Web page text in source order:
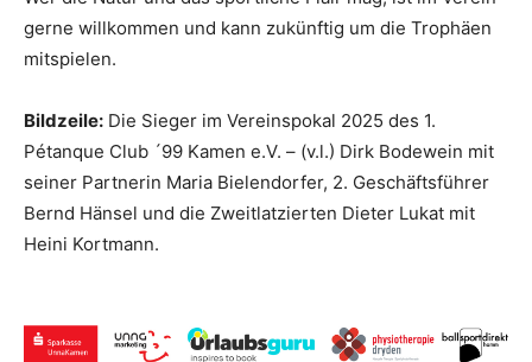
gerne willkommen und kann zukünftig um die Trophäen
mitspielen.
Bildzeile: Die Sieger im Vereinspokal 2025 des 1.
Pétanque Club ´99 Kamen e.V. – (v.l.) Dirk Bodewein mit
seiner Partnerin Maria Bielendorfer, 2. Geschäftsführer
Bernd Hänsel und die Zweitlatzierten Dieter Lukat mit
Heini Kortmann.